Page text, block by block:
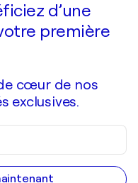
d’une
première
cœur de nos
exclusives.